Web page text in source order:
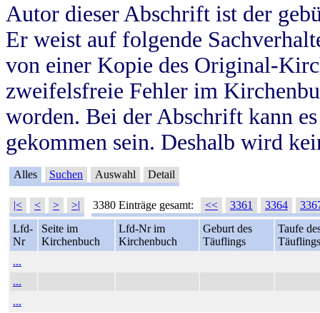
Autor dieser Abschrift ist der
Er weist auf folgende
von einer Kopie des Original-
zweifelsfreie Fehler im
worden. Bei der Abschrift kann
gekommen sein. Deshalb wird
Alles Suchen Auswahl Detail
|< < > >| 3380 Einträge gesamt: << 3361 3364
Lfd-
Nr
Seite im
Kirchenbuch
Lfd-Nr im
Kirchenbuch
Geburt des
Täuflings
Taufe
Täuflings
...
...
...